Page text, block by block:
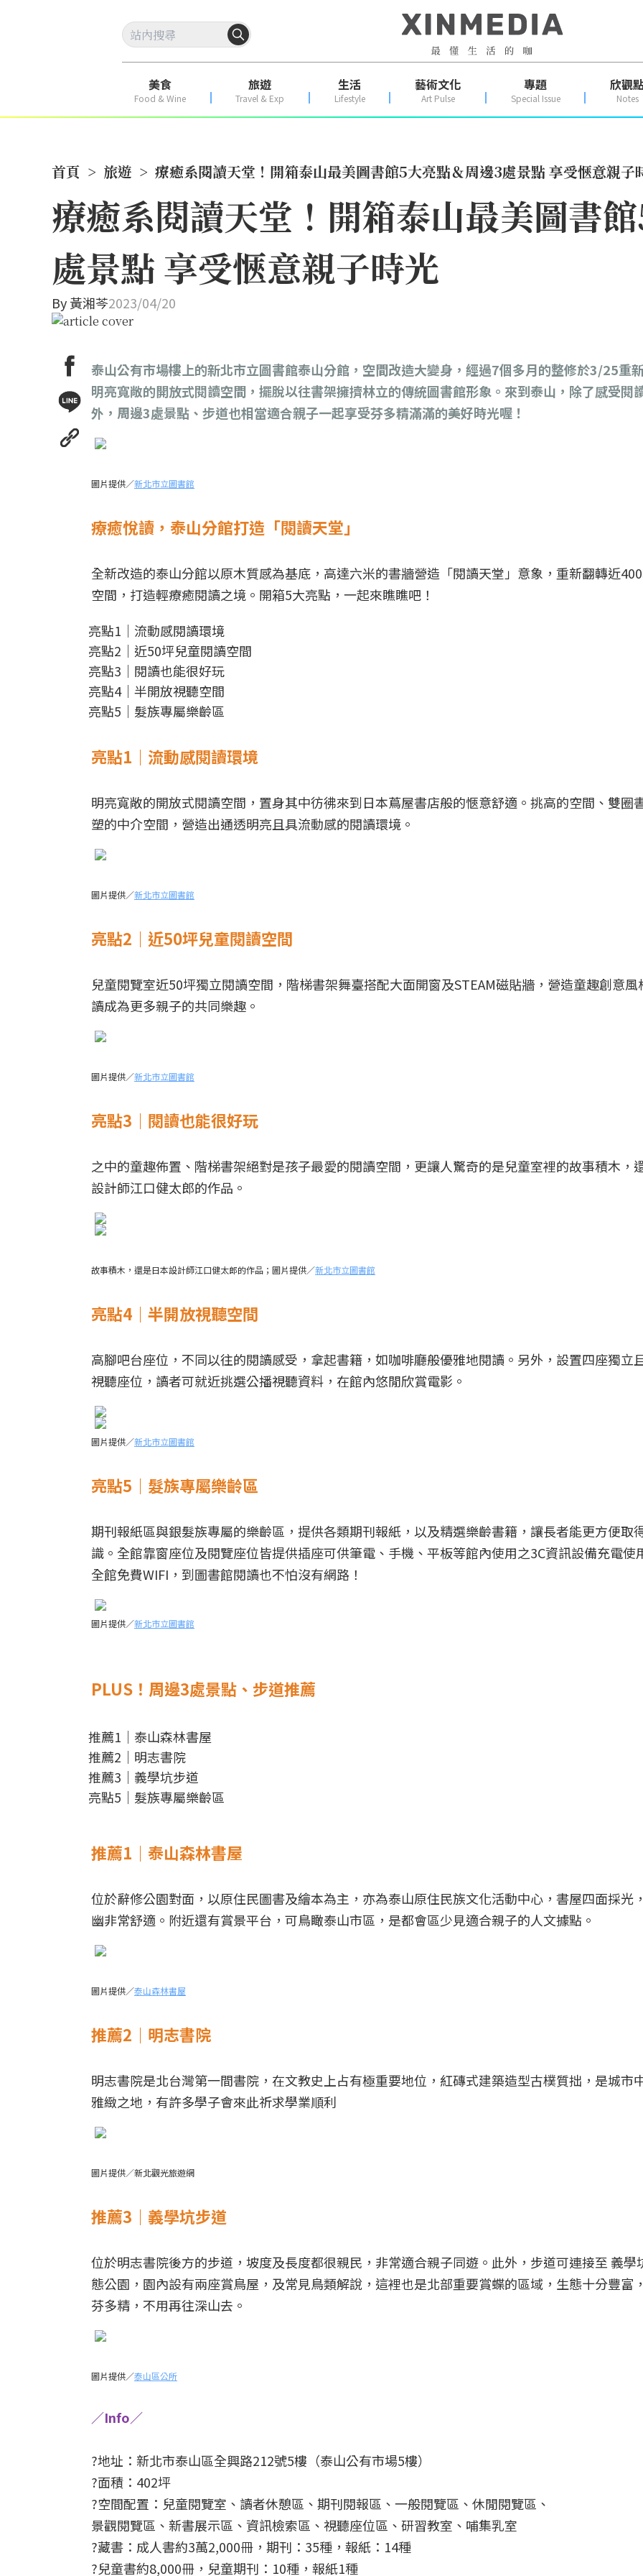
美食
Food & Wine
旅遊
Travel & Exp
生活
Lifestyle
藝術文化
Art Pulse
專題
Special Issue
欣觀
Notes
首頁 > 旅遊 > 療癒系閱讀天堂！開箱泰山最美圖書館5大亮點＆周邊3處景點 享受愜意親子
療癒系閱讀天堂！開箱泰山最美圖書
處景點 享受愜意親子時光
By黃湘芩2023/04/20
泰山公有市場樓上的新北市立圖書館泰山分館，空間改造大變身，經過7個多月的整修於3/25重
明亮寬敞的開放式閱讀空間，擺脫以往書架擁擠林立的傳統圖書館形象。來到泰山，除了感受閱
外，周邊3處景點、步道也相當適合親子一起享受芬多精滿滿的美好時光喔！
圖片提供／新北市立圖書館
療癒悅讀，泰山分館打造「閱讀天堂」
全新改造的泰山分館以原木質感為基底，高達六米的書牆營造「閱讀天堂」意象，重新翻轉近
空間，打造輕療癒閱讀之境。開箱5大亮點，一起來瞧瞧吧！
亮點1｜流動感閱讀環境
亮點2｜近50坪兒童閱讀空間
亮點3｜閱讀也能很好玩
亮點4｜半開放視聽空間
亮點5｜髮族專屬樂齡區
亮點1｜流動感閱讀環境
明亮寬敞的開放式閱讀空間，置身其中彷彿來到日本蔦屋書店般的愜意舒適。挑高的空間、雙圈
塑的中介空間，營造出通透明亮且具流動感的閱讀環境。
圖片提供／新北市立圖書館
亮點2｜近50坪兒童閱讀空間
兒童閱覽室近50坪獨立閱讀空間，階梯書架舞臺搭配大面開窗及STEAM磁貼牆，營造童趣創意風
讀成為更多親子的共同樂趣。
圖片提供／新北市立圖書館
亮點3｜閱讀也能很好玩
之中的童趣佈置、階梯書架絕對是孩子最愛的閱讀空間，更讓人驚奇的是兒童室裡的故事積木，
設計師江口健太郎的作品。
故事積木，還是日本設計師江口健太郎的作品；圖片提供／新北市立圖書館
亮點4｜半開放視聽空間
高腳吧台座位，不同以往的閱讀感受，拿起書籍，如咖啡廳般優雅地閱讀。另外，設置四座獨立
視聽座位，讀者可就近挑選公播視聽資料，在館內悠閒欣賞電影。
圖片提供／新北市立圖書館
亮點5｜髮族專屬樂齡區
期刊報紙區與銀髮族專屬的樂齡區，提供各類期刊報紙，以及精選樂齡書籍，讓長者能更方便取
識。全館靠窗座位及閱覽座位皆提供插座可供筆電、手機、平板等館內使用之3C資訊設備充電使
全館免費WIFI，到圖書館閱讀也不怕沒有網路！
圖片提供／新北市立圖書館
PLUS！周邊3處景點、步道推薦
推薦1｜泰山森林書屋
推薦2｜明志書院
推薦3｜義學坑步道
亮點5｜髮族專屬樂齡區
推薦1｜泰山森林書屋
位於辭修公園對面，以原住民圖書及繪本為主，亦為泰山原住民族文化活動中心，書屋四面採光
幽非常舒適。附近還有賞景平台，可鳥瞰泰山市區，是都會區少見適合親子的人文據點。
圖片提供／泰山森林書屋
推薦2｜明志書院
明志書院是北台灣第一間書院，在文教史上占有極重要地位，紅磚式建築造型古樸質拙，是城市
雅緻之地，有許多學子會來此祈求學業順利
圖片提供／新北觀光旅遊網
推薦3｜義學坑步道
位於明志書院後方的步道，坡度及長度都很親民，非常適合親子同遊。此外，步道可連接至 義學
態公園，園內設有兩座賞鳥屋，及常見鳥類解說，這裡也是北部重要賞蝶的區域，生態十分豐富
芬多精，不用再往深山去。
圖片提供／泰山區公所
／Info／
?地址：新北市泰山區全興路212號5樓（泰山公有市場5樓）
?面積：402坪
?空間配置：兒童閱覽室、讀者休憩區、期刊閱報區、一般閱覽區、休閒閱覽區、
景觀閱覽區、新書展示區、資訊檢索區、視聽座位區、研習教室、哺集乳室
?藏書：成人書約3萬2,000冊，期刊：35種，報紙：14種
?兒童書約8,000冊，兒童期刊：10種，報紙1種